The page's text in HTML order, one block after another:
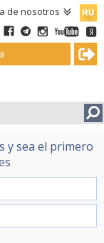
de nosotros
y sea el primero